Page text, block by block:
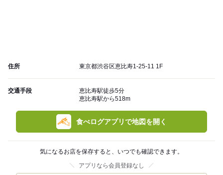
住所 東京都渋谷区恵比寿1-25-11 1F
交通手段
恵比寿駅徒歩5分
恵比寿駅から518m
食べログアプリで地図を開く
気になるお店を保存すると、いつでも確認できます。
アプリなら会員登録なし